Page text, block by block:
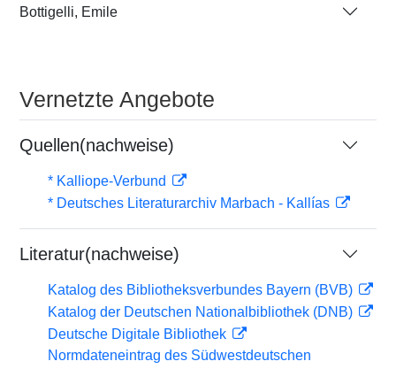
Bottigelli, Emile
Vernetzte Angebote
Quellen(nachweise)
* Kalliope-Verbund
* Deutsches Literaturarchiv Marbach - Kallías
Literatur(nachweise)
Katalog des Bibliotheksverbundes Bayern (BVB)
Katalog der Deutschen Nationalbibliothek (DNB)
Deutsche Digitale Bibliothek
Normdateneintrag des Südwestdeutschen